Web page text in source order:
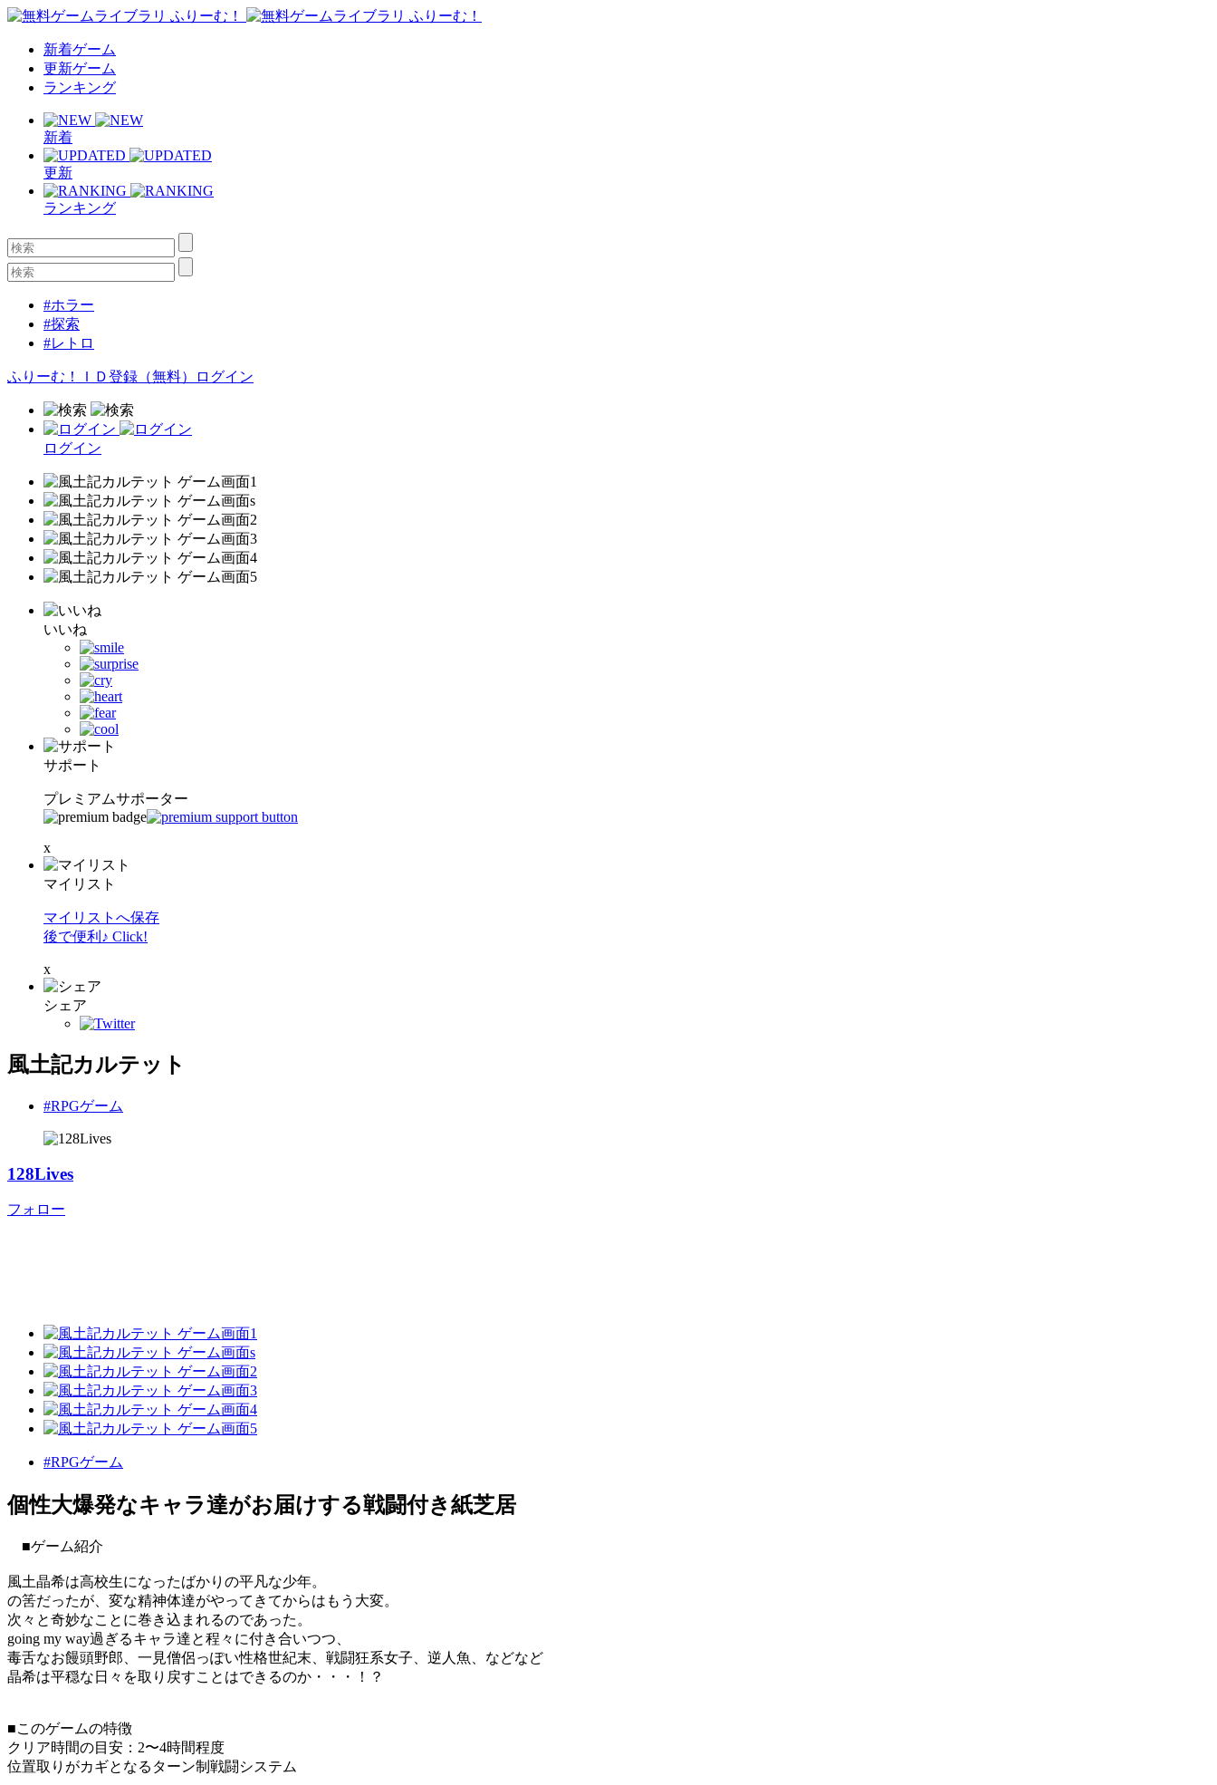
新着ゲーム
更新ゲーム
ランキング
新着
更新
ランキング
#ホラー
#探索
#レトロ
ふりーむ！ＩＤ登録（無料） ログイン
ログイン
いいね
サポート
プレミアムサポーター
x
マイリスト
マイリストへ保存
後で便利♪ Click!
x
シェア
風土記カルテット
#RPGゲーム
128Lives
フォロー
#RPGゲーム
個性大爆発なキャラ達がお届けする戦闘付き紙芝居
■ゲーム紹介
風土晶希は高校生になったばかりの平凡な少年。
の筈だったが、変な精神体達がやってきてからはもう大変。
次々と奇妙なことに巻き込まれるのであった。
going my way過ぎるキャラ達と程々に付き合いつつ、
毒舌なお饅頭野郎、一見僧侶っぽい性格世紀末、戦闘狂系女子、逆人魚、などなど
晶希は平穏な日々を取り戻すことはできるのか・・・！？
■このゲームの特徴
クリア時間の目安：2〜4時間程度
位置取りがカギとなるターン制戦闘システム